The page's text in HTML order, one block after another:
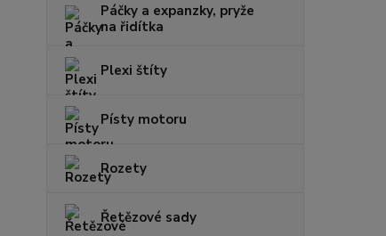
Páčky a expanzky, pryže
na řidítka
Plexi štíty
Písty motoru
Rozety
Řetězové sady